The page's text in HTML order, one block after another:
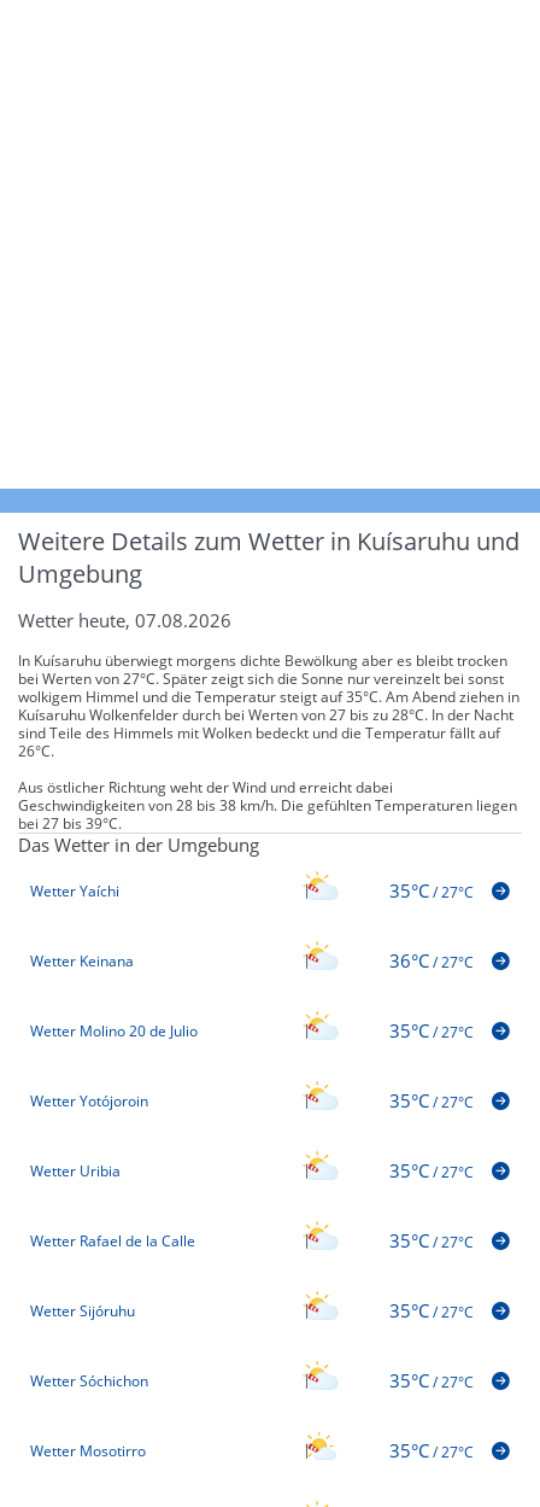
Weitere Details zum Wetter in Kuísaruhu und
Umgebung
Wetter heute, 07.08.2026
In Kuísaruhu überwiegt morgens dichte Bewölkung aber es bleibt trocken
bei Werten von 27°C. Später zeigt sich die Sonne nur vereinzelt bei sonst
wolkigem Himmel und die Temperatur steigt auf 35°C. Am Abend ziehen in
Kuísaruhu Wolkenfelder durch bei Werten von 27 bis zu 28°C. In der Nacht
sind Teile des Himmels mit Wolken bedeckt und die Temperatur fällt auf
26°C.
Aus östlicher Richtung weht der Wind und erreicht dabei
Geschwindigkeiten von 28 bis 38 km/h. Die gefühlten Temperaturen liegen
bei 27 bis 39°C.
Das Wetter in der Umgebung
Wetter Yaíchi 35°C/27°C
Wetter Keinana 36°C/27°C
Wetter Molino 20 de Julio 35°C/27°C
Wetter Yotójoroin 35°C/27°C
Wetter Uribia 35°C/27°C
Wetter Rafael de la Calle 35°C/27°C
Wetter Sijóruhu 35°C/27°C
Wetter Sóchichon 35°C/27°C
Wetter Mosotirro 35°C/27°C